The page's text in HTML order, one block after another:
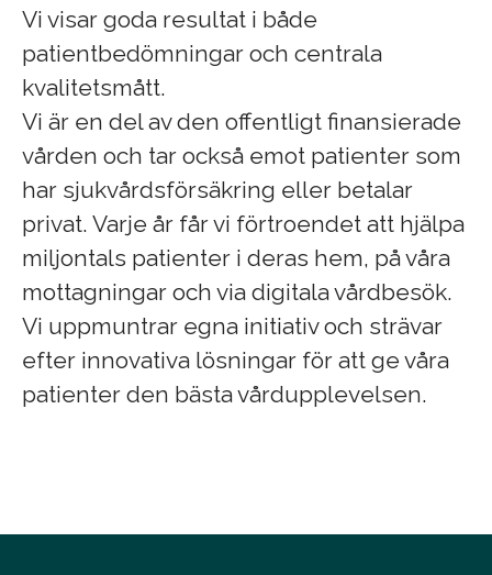
Vi visar goda resultat i både
patientbedömningar och centrala
kvalitetsmått.
Vi är en del av den offentligt finansierade
vården och tar också emot patienter som
har sjukvårdsförsäkring eller betalar
privat. Varje år får vi förtroendet att hjälpa
miljontals patienter i deras hem, på våra
mottagningar och via digitala vårdbesök.
Vi uppmuntrar egna initiativ och strävar
efter innovativa lösningar för att ge våra
patienter den bästa vårdupplevelsen.